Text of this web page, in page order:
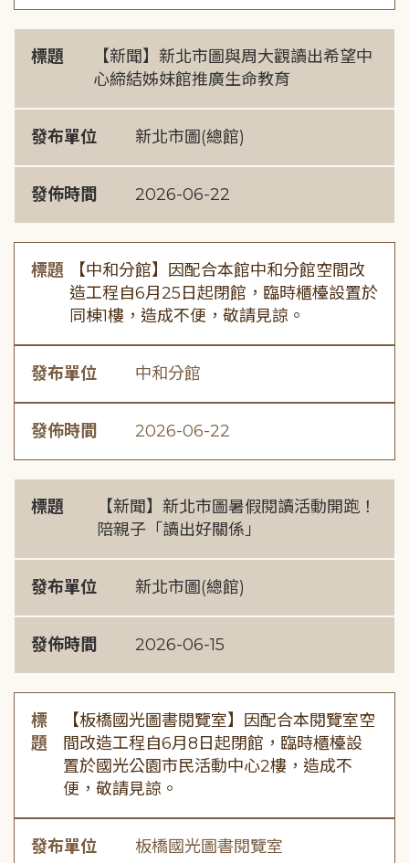
標題
【新聞】新北市圖與周大觀讀出希望中
心締結姊妹館推廣生命教育
發布單位 新北市圖(總館)
發佈時間 2026-06-22
標題
【中和分館】因配合本館中和分館空間改
造工程自6月25日起閉館，臨時櫃檯設置於
同棟1樓，造成不便，敬請見諒。
發布單位 中和分館
發佈時間 2026-06-22
標題
【新聞】新北市圖暑假閱讀活動開跑！
陪親子「讀出好關係」
發布單位 新北市圖(總館)
發佈時間 2026-06-15
標
題
【板橋國光圖書閱覽室】因配合本閱覽室空
間改造工程自6月8日起閉館，臨時櫃檯設
置於國光公園市民活動中心2樓，造成不
便，敬請見諒。
發布單位 板橋國光圖書閱覽室